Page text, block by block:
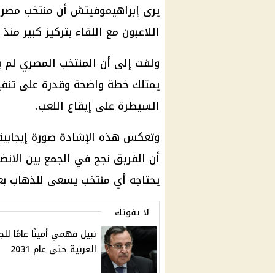
يرى إبراهيموفيتش أن منتخب مصر
اللاعبون مع اللقاء بتركيز كبير
ولفت إلى أن المنتخب المصري
يمتلك خطة واضحة وقدرة على
السيطرة على إيقاع اللعب.
وتعكس هذه الإشادة صورة
أن الفريق نجح في الجمع بين
يحتاجه أي منتخب يسعى للذهاب
لا يفوتك
نبيل فهمي أمينًا عامًا
العربية حتى عام 2031